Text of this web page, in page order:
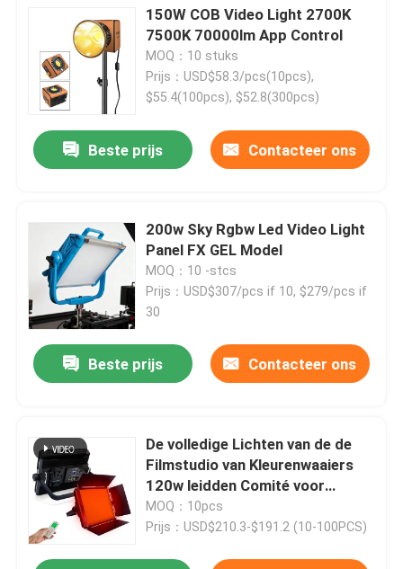
Producten
Video's
150W COB Video Light 2700K
7500K 70000lm App Control
MOQ：10 stuks
Prijs：USD$58.3/pcs(10pcs),
$55.4(100pcs), $52.8(300pcs)
Beste prijs Contacteer ons
200w Sky Rgbw Led Video Light
Panel FX GEL Model
MOQ：10 -stcs
Prijs：USD$307/pcs if 10, $279/pcs if
30
Beste prijs Contacteer ons
De volledige Lichten van de de
Filmstudio van Kleurenwaaiers
120w leidden Comité voor
Fotografie 14 Gevolgen
MOQ：10pcs
Prijs：USD$210.3-$191.2 (10-100PCS)